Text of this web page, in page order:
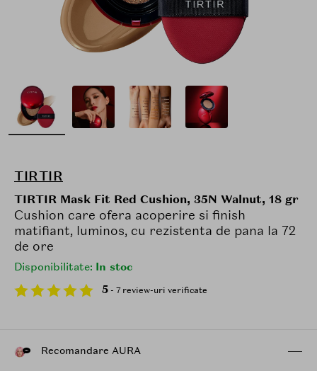
TIRTIR
TIRTIR Mask Fit Red Cushion, 35N Walnut, 18 gr
Cushion care ofera acoperire si finish
matifiant, luminos, cu rezistenta de pana la 72
de ore
Disponibilitate: In stoc
5 - 7 review-uri verificate
Recomandare AURA